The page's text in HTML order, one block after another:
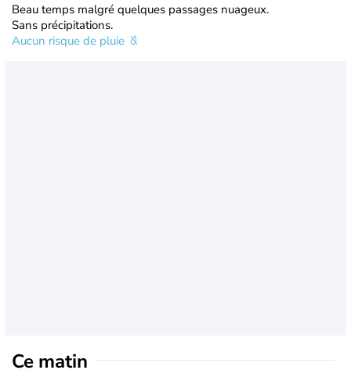
Beau temps malgré quelques passages nuageux.
Sans précipitations.
Aucun risque de pluie
Ce matin